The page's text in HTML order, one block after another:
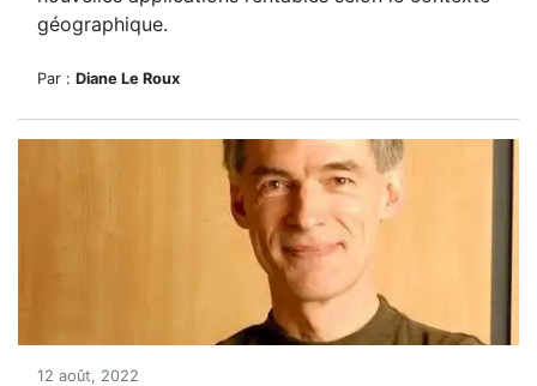
géographique.
Par : Diane Le Roux
12 août, 2022